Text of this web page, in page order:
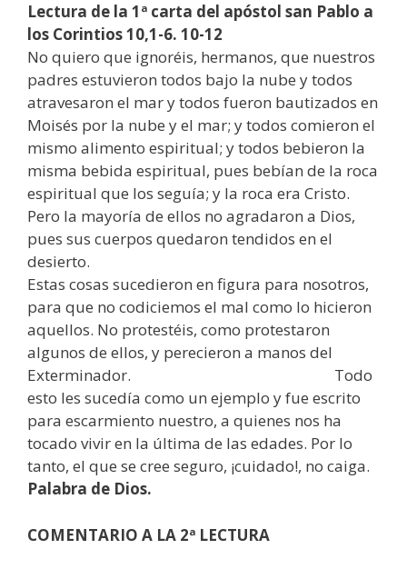
Lectura de la 1ª carta del apóstol san Pablo a
los Corintios 10,1-6. 10-12
No quiero que ignoréis, hermanos, que nuestros
padres estuvieron todos bajo la nube y todos
atravesaron el mar y todos fueron bautizados en
Moisés por la nube y el mar; y todos comieron el
mismo alimento espiritual; y todos bebieron la
misma bebida espiritual, pues bebían de la roca
espiritual que los seguía; y la roca era Cristo.
Pero la mayoría de ellos no agradaron a Dios,
pues sus cuerpos quedaron tendidos en el
desierto.
Estas cosas sucedieron en figura para nosotros,
para que no codiciemos el mal como lo hicieron
aquellos. No protestéis, como protestaron
algunos de ellos, y perecieron a manos del
Exterminador. Todo
esto les sucedía como un ejemplo y fue escrito
para escarmiento nuestro, a quienes nos ha
tocado vivir en la última de las edades. Por lo
tanto, el que se cree seguro, ¡cuidado!, no caiga.
Palabra de Dios.
COMENTARIO A LA 2ª LECTURA